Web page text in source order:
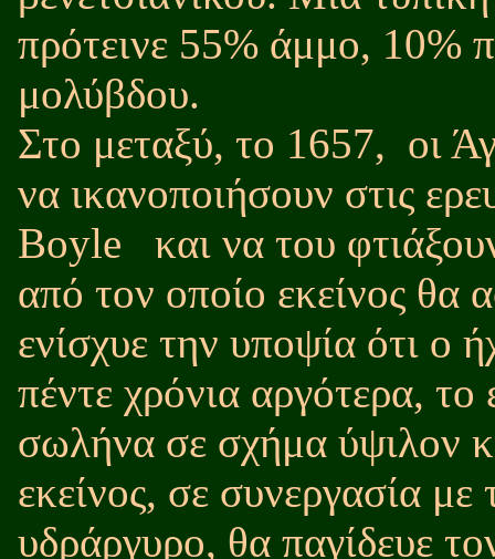
πρότεινε 55% άμμο, 10%
μολύβδου.
Στο μεταξύ, το 1657, οι
να ικανοποιήσουν στις
Boyle
και να του
από τον οποίο εκείνος θα
ενίσχυε την υποψία ότι ο
πέντε χρόνια αργότερα,
σωλήνα σε σχήμα ύψιλον
εκείνος, σε συνεργασία με
υδράργυρο, θα παγίδευε